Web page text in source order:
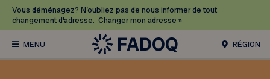
Vous déménagez? N’oubliez pas de nous informer de tout
changement d’adresse. Changer mon adresse »
RÉGION